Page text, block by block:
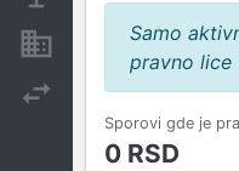
Nekretnine i imovina
Izvoz
Samo
pravno lice
Sporovi gde je
0 RSD